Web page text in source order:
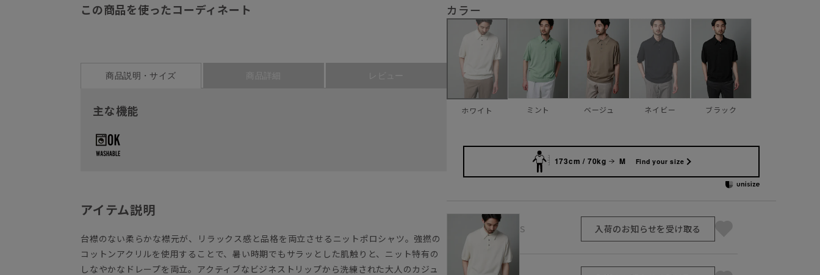
この商品を使ったコーディネート
商品説明・サイズ 商品詳細 レビュー
主な機能
アイテム説明
台襟のない柔らかな襟元が、リラックス感と品格を両立させるニットポロシャツ。強撚の
コットンアクリルを使用することで、暑い時期でもサラッとした肌触りと、ニット特有の
しなやかなドレープを両立。アクティブなビジネストリップから洗練された大人のカジュ
カラー
ホワイト ミント ベージュ ネイビー ブラック
173cm / 70kg M Find your size
S 入荷のお知らせを受け取る